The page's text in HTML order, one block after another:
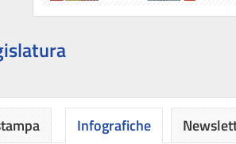
Infografiche